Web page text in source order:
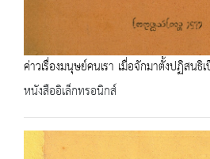
ค่าวเรื่องมนุษย์คนเรา เมื่อจักมาตั้งปฏิสนธิ
หนังสืออิเล็กทรอนิกส์